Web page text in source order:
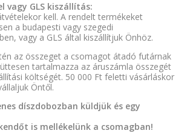
vagy GLS kiszállítás:
kell. A rendelt termékeket
a budapesti vagy szegedi
vagy a GLS által kiszállítjuk Önhöz.
az összeget a csomagot átadó futárnak
tartalmazza az áruszámla összegét
költségét. 50 000 Ft feletti vásárláskor
Öntől.
díszdobozban küldjük és egy
is mellékelünk a csomagban!